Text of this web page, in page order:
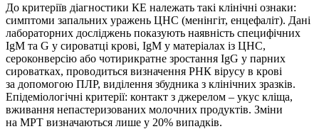
До критеріїв діагностики КЕ належать такі клінічні ознаки:
симптоми запальних уражень ЦНС (менінгіт, енцефаліт). Дані
лабораторних досліджень показують наявність специфічних
IgM та G у сироватці крові, IgM у матеріалах із ЦНС,
сероконверсію або чотирикратне зростання IgG у парних
сироватках, проводиться визначення РНК вірусу в крові
за допомогою ПЛР, виділення збудника з клінічних зразків.
Епідеміологічні критерії: контакт з джерелом – укус кліща,
вживання непастеризованих молочних продуктів. Зміни
на МРТ визначаються лише у 20% випадків.